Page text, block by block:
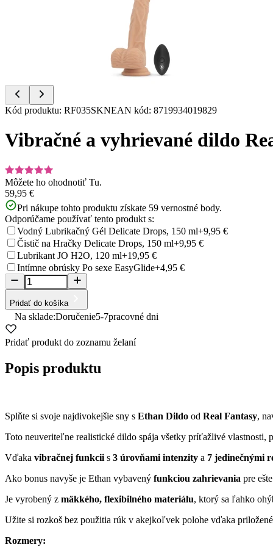
Item
of
10
Kód produktu: RF035SKNEAN kód: 8719934019829
Vibračné a vyhrievané dildo
Môžete ho ohodnotiť Tu.
59,95 €
Pri nákupe tohto produktu získate 59 vernostné body.
Odporúčame používať tento produkt s:
Vodný Lubrikačný Gél Delicate Drops, 150 ml+9,95 €
Čistič na Hračky Delicate Drops, 150 ml+9,95 €
Lubrikant JO H2O, 120 ml+19,95 €
Intímne obrúsky Po sexe EasyGlide+4,95 €
Pridať do košíka
Na sklade:Doručenie5-7pracovné dni
Pridať produkt do zoznamu želaní
Popis produktu
Splňte si svoje najdivokejšie sny s Ethan Dildo od Real Fantasy,
Toto neuveriteľne realistické dildo spája všetky príťažlivé vlastnosti,
Vďaka vibračnej funkcii s 3 úrovňami intenzity a 7 jedinečnými
Ako bonus navyše je Ethan vybavený funkciou zahrievania pre
Je vyrobený z mäkkého, flexibilného materiálu, ktorý sa ľahko
Užite si rozkoš bez použitia rúk v akejkoľvek polohe vďaka
Rozmery: